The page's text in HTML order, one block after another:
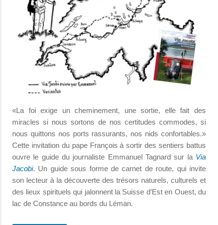
«La foi exige un cheminement, une sortie, elle fait des
miracles si nous sortons de nos certitudes commodes, si
nous quittons nos ports rassurants, nos nids confortables.»
Cette invitation du pape François à sortir des sentiers battus
ouvre le guide du journaliste Emmanuel Tagnard sur la Via
Jacobi. Un guide sous forme de carnet de route, qui invite
son lecteur à la découverte des trésors naturels, culturels et
des lieux spirituels qui jalonnent la Suisse d’Est en Ouest, du
lac de Constance au bords du Léman.